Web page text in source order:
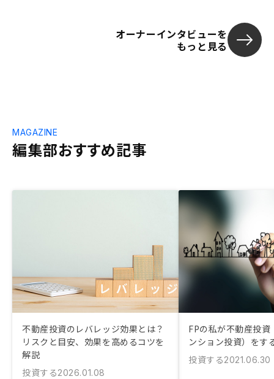
オーナーインタビューを
もっと見る
編集部おすすめ記事
MAGAZINE
不動産投資のレバレッジ効果とは？
リスクと目安、効果を高めるコツを
解説
投資する2026.01.08
FPの私が不動産投
ンション投資）をす
投資する2021.06.30